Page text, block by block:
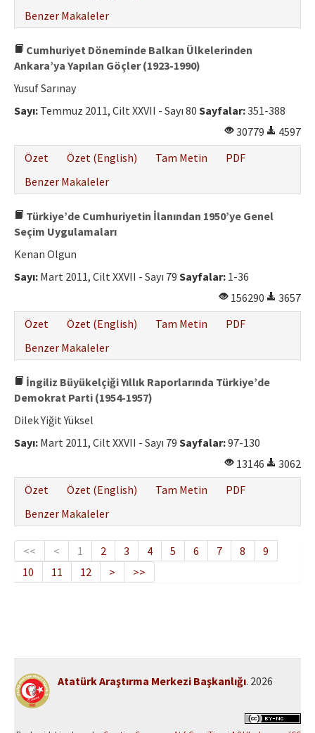
Benzer Makaleler
Cumhuriyet Döneminde Balkan Ülkelerinden
Ankara’ya Yapılan Göçler (1923-1990)
Yusuf Sarınay
Sayı: Temmuz 2011, Cilt XXVII - Sayı 80 Sayfalar:351-388
30779
4597
Özet
Özet (English) Tam Metin
PDF
Benzer Makaleler
Türkiye’de Cumhuriyetin İlanından 1950’ye Genel
Seçim Uygulamaları
Kenan Olgun
Sayı: Mart 2011, Cilt XXVII - Sayı 79 Sayfalar: 1-36
156290
3657
Özet
Özet (English) Tam Metin
PDF
Benzer Makaleler
İngiliz Büyükelçiği Yıllık Raporlarında Türkiye’de
Demokrat Parti (1954-1957)
Dilek Yiğit Yüksel
Sayı: Mart 2011, Cilt XXVII - Sayı 79 Sayfalar:97-130
13146
3062
Özet
Özet (English) Tam Metin
PDF
Benzer Makaleler
<< < 1 2 3 4 5 6 7 8
9
10
11 12 > >>
Atatürk Araştırma Merkezi Başkanlığı. 2026